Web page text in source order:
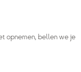
opnemen, bellen we je